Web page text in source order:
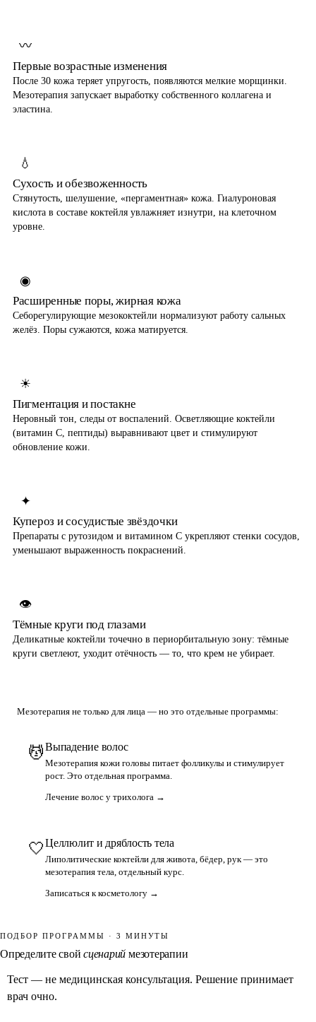
〰
Первые возрастные изменения
После 30 кожа теряет упругость, появляются мелкие морщинки.
Мезотерапия запускает выработку собственного коллагена и
эластина.
💧
Сухость и обезвоженность
Стянутость, шелушение, «пергаментная» кожа. Гиалуроновая
кислота в составе коктейля увлажняет изнутри, на клеточном
уровне.
◉
Расширенные поры, жирная кожа
Себорегулирующие мезококтейли нормализуют работу сальных
желёз. Поры сужаются, кожа матируется.
☀
Пигментация и постакне
Неровный тон, следы от воспалений. Осветляющие коктейли
(витамин C, пептиды) выравнивают цвет и стимулируют
обновление кожи.
✦
Купероз и сосудистые звёздочки
Препараты с рутозидом и витамином C укрепляют стенки сосудов,
уменьшают выраженность покраснений.
👁
Тёмные круги под глазами
Деликатные коктейли точечно в периорбитальную зону: тёмные
круги светлеют, уходит отёчность — то, что крем не убирает.
Мезотерапия не только для лица — но это отдельные программы:
💆Выпадение волос
Мезотерапия кожи головы питает фолликулы и стимулирует
рост. Это отдельная программа.
Лечение волос у трихолога →
🤍Целлюлит и дряблость тела
Липолитические коктейли для живота, бёдер, рук — это
мезотерапия тела, отдельный курс.
Записаться к косметологу →
ПОДБОР ПРОГРАММЫ · 3 МИНУТЫ
Определите свойсценарий мезотерапии
Тест — не медицинская консультация. Решение принимает
врач очно.